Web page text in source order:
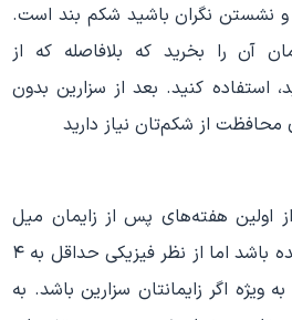
و نشستن نگران باشید شکم بند است.
آن را بخرید که بلافاصله که از
استفاده کنید. بعد از سزارین بدون
از شکم‌تان نیاز دارید
اولین هفته‌های پس از زایمان میل
جنسی شما دوباره فعال شده باشد اما از نظر فیزیکی حداقل به ۴
به ویژه اگر زایمانتان سزارین باشد. به